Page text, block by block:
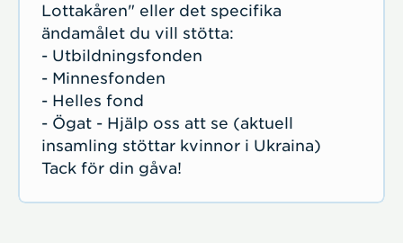
Lottakåren" eller det specifika
ändamålet du vill stötta:
- Utbildningsfonden
- Minnesfonden
- Helles fond
- Ögat - Hjälp oss att se (aktuell
insamling stöttar kvinnor i Ukraina)
Tack för din gåva!